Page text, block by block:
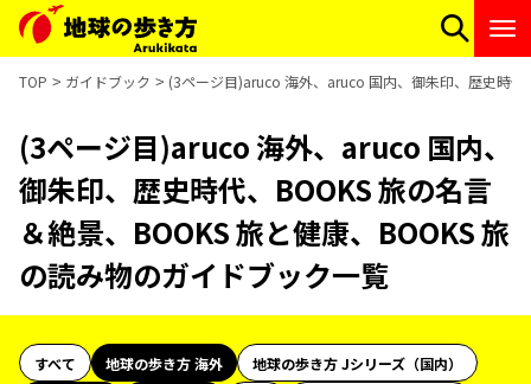
TOP ガイドブック (3ページ目)aruco 海外、aruco 国内、御朱印、歴史時代
(3ページ目)aruco 海外、aruco 国内、
御朱印、歴史時代、BOOKS 旅の名言
＆絶景、BOOKS 旅と健康、BOOKS 旅
の読み物のガイドブック一覧
すべて 地球の歩き方 海外
地球の歩き方 Jシリーズ（国内）